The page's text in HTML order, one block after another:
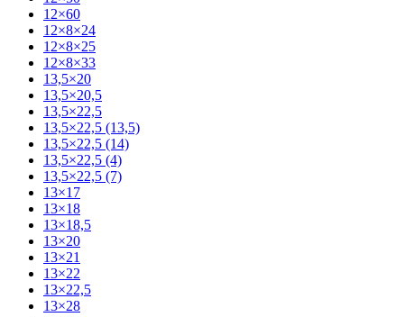
12×60
12×8×24
12×8×25
12×8×33
13,5×20
13,5×20,5
13,5×22,5
13,5×22,5 (13,5)
13,5×22,5 (14)
13,5×22,5 (4)
13,5×22,5 (7)
13×17
13×18
13×18,5
13×20
13×21
13×22
13×22,5
13×28